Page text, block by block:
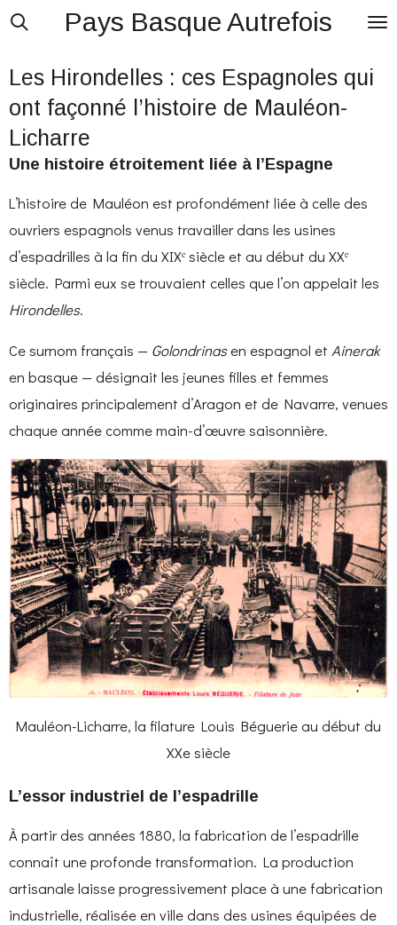
Passer
contenu
principal
Pays Basque Autrefois
Les Hirondelles : ces Espagnoles qui
ont façonné l’histoire de Mauléon-
Licharre
Une histoire étroitement liée à l’Espagne
L’histoire de Mauléon est profondément liée à celle des
ouvriers espagnols venus travailler dans les usines
d’espadrilles à la fin du XIXᵉ siècle et au début du XXᵉ
siècle. Parmi eux se trouvaient celles que l’on appelait les
Hirondelles.
Ce surnom français — Golondrinasen espagnol et Ainerak
en basque — désignait les jeunes filles et femmes
originaires principalement d’Aragon et de Navarre, venues
chaque année comme main-d’œuvre saisonnière.
Mauléon-Licharre, la filature Louis Béguerie au début du
XXe siècle
L’essor industriel de l’espadrille
À partir des années 1880, la fabrication de l’espadrille
connaît une profonde transformation. La production
artisanale laisse progressivement place à une fabrication
industrielle, réalisée en ville dans des usines équipées de